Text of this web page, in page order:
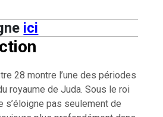
ici
28 montre l’une des périodes
royaume de Juda. Sous le roi
s’éloigne pas seulement de